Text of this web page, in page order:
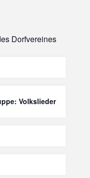
Dorfvereines
Volkslieder